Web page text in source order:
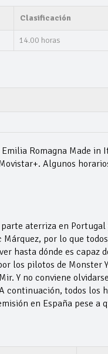
Clasificación
14.00 horas
Romagna Made
Algunos
aterriza en
por lo que
hasta dónde es
los pilotos de Monster
Y no conviene
continuación, todos los
en España pese a